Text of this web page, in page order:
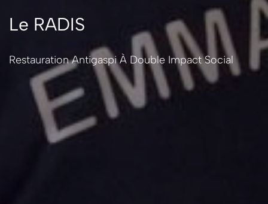
Le RADIS
Restauration Antigaspi À Double Impact Social